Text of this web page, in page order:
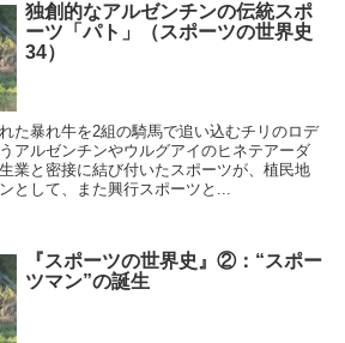
独創的なアルゼンチンの伝統スポ
ーツ「パト」（スポーツの世界史
34）
た暴れ牛を2組の騎馬で追い込むチリのロデ
アルゼンチンやウルグアイのヒネテアーダ
業と密接に結び付いたスポーツが、植民地
として、また興行スポーツと...
『スポーツの世界史』②：“スポー
ツマン”の誕生